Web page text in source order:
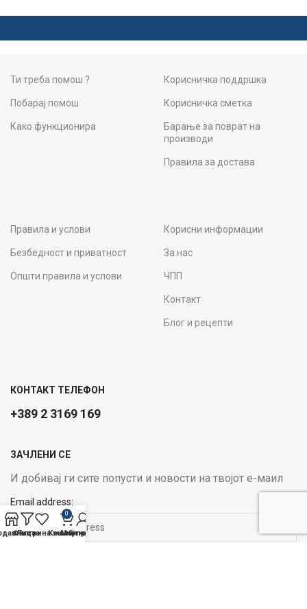
Ти треба помош ?
Побарај помош
Како функционира
Корисничка поддршка
Корисничка сметка
Барање за поврат на
производи
Правила за достава
Правила и услови
Безбедност и приватност
Општи правила и услови
Корисни информации
За нас
ЧПП
Контакт
Блог и рецепти
КОНТАКТ ТЕЛЕФОН
+389 2 3169 169
ЗАЧЛЕНИ СЕ
И добивај ги сите попусти и новости на твојот е-маил
Email address:
Филтри
Листа на желби
0
Кошничка
Мој профил